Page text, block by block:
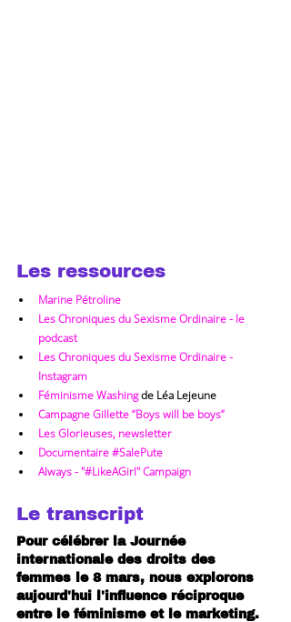
Les ressources
Marine Pétroline
Les Chroniques du Sexisme Ordinaire - le
podcast
Les Chroniques du Sexisme Ordinaire -
Instagram
Féminisme Washing de Léa Lejeune
Campagne Gillette “Boys will be boys”
Les Glorieuses, newsletter
Documentaire #SalePute
Always - "#LikeAGirl" Campaign
Le transcript
Pour célébrer la Journée
internationale des droits des
femmes le 8 mars, nous explorons
aujourd'hui l'influence réciproque
entre le féminisme et le marketing.